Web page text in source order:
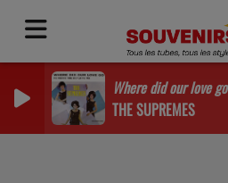
Where did our love go
THE SUPREMES